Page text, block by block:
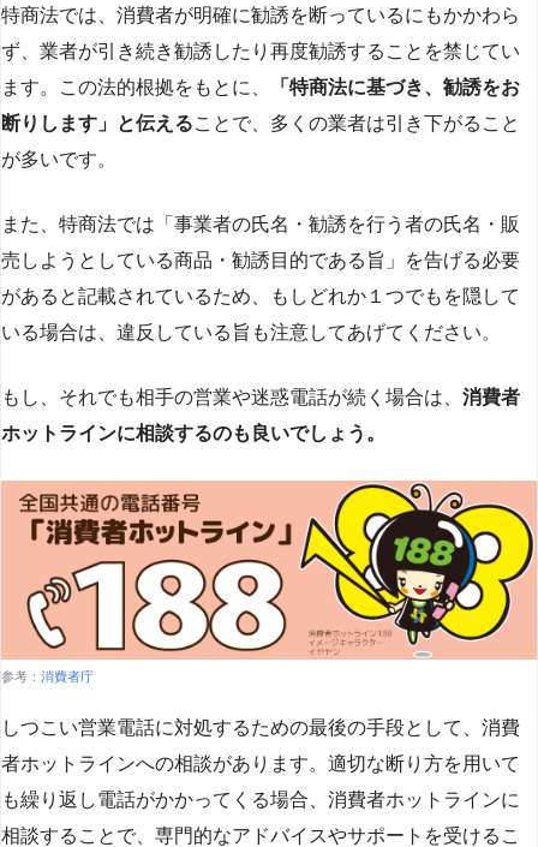
特商法では、消費者が明確に勧誘を断っているにもかかわら
ず、業者が引き続き勧誘したり再度勧誘することを禁じてい
ます。この法的根拠をもとに、
「特商法に基づき、勧誘をお
断りします」と伝えることで、多くの業者は引き下がること
が多いです​​。
また、特商法では「事業者の氏名・勧誘を行う者の氏名・販
売しようとしている商品・勧誘目的である旨」を告げる必要
があると記載されているため、もしどれか１つでもを隠して
いる場合は、違反している旨も注意してあげてください。
もし、それでも相手の営業や迷惑電話が続く場合は、 消費者
ホットラインに相談するのも良いでしょう。
参考： 消費者庁
しつこい営業電話に対処するための最後の手段として、消費
者ホットラインへの相談があります。適切な断り方を用いて
も繰り返し電話がかかってくる場合、消費者ホットラインに
相談することで、専門的なアドバイスやサポートを受けるこ